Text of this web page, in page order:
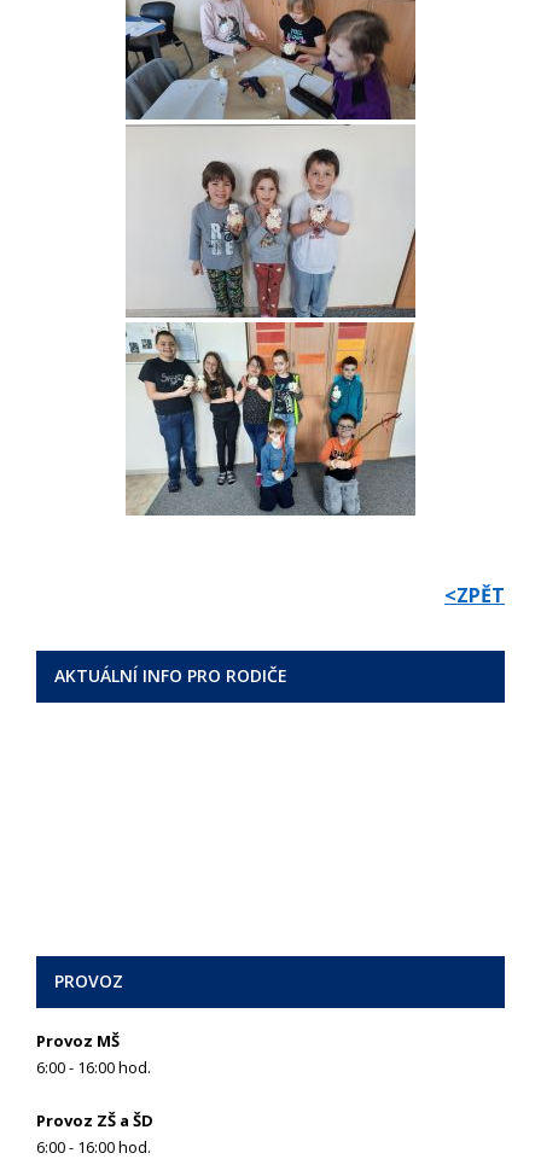
AKTUÁLNÍ INFO PRO RODIČE
PROVOZ
Provoz MŠ
6:00 - 16:00 hod.
Provoz ZŠ a ŠD
6:00 - 16:00 hod.
<ZPĚT